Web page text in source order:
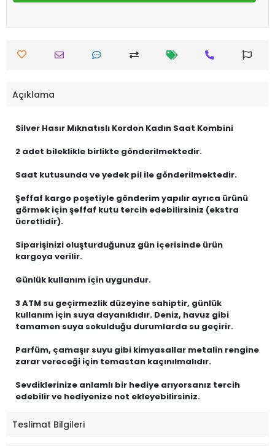
Açıklama
Silver Hasır Mıknatıslı Kordon Kadın Saat Kombini
2 adet bileklikle birlikte gönderilmektedir.
Saat kutusunda ve yedek pil ile gönderilmektedir.
Şeffaf kargo poşetiyle gönderim yapılır ayrıca ürünü
görmek için şeffaf kutu tercih edebilirsiniz (ekstra
ücretlidir).
Siparişinizi oluşturduğunuz gün içerisinde ürün
kargoya verilir.
Günlük kullanım için uygundur.
3 ATM su geçirmezlik düzeyine sahiptir, günlük
kullanım için suya dayanıklıdır. Deniz, havuz gibi
tamamen suya sokulduğu durumlarda su geçirir.
Parfüm, çamaşır suyu gibi kimyasallar metalin rengine
zarar vereceği için temastan kaçınılmalıdır.
Sevdiklerinize anlamlı bir hediye arıyorsanız tercih
edebilir ve hediyenize not ekleyebilirsiniz.
Teslimat Bilgileri